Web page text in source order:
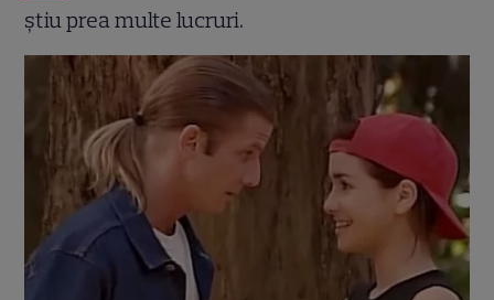
știu prea multe lucruri.